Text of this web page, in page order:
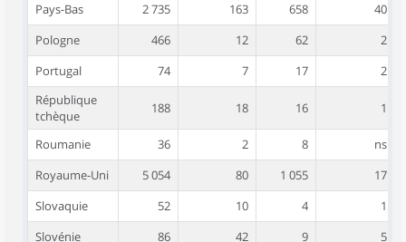
Pays-Bas
2 735 163 658
40
Pologne
466 12 62
2
Portugal
74 7 17
2
République
tchèque
188 18 16 1
Roumanie 36 2 8
ns
Royaume-Uni
5 054 80 1 055
17
Slovaquie
52 10 4
1
Slovénie
86 42 9 5